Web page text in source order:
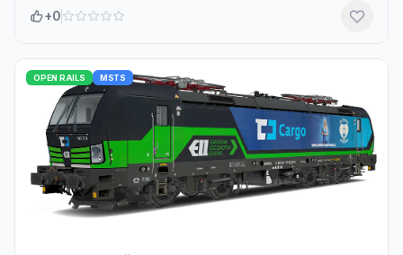
+0
OPEN RAILS MSTS